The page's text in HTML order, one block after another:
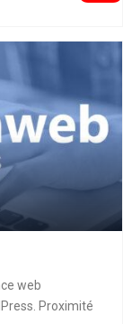
web
Proximité